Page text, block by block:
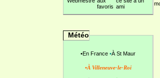
Météo
•En France •À St Maur
•À Villeneuve-le-Roi